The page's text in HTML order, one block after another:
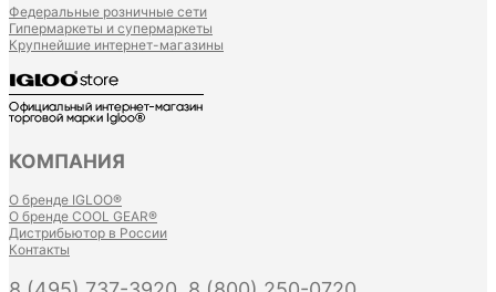
Федеральные розничные сети
Гипермаркеты и супермаркеты
Крупнейшие интернет-магазины
КОМПАНИЯ
О бренде IGLOO®
О бренде COOL GEAR®
Дистрибьютор в России
Контакты